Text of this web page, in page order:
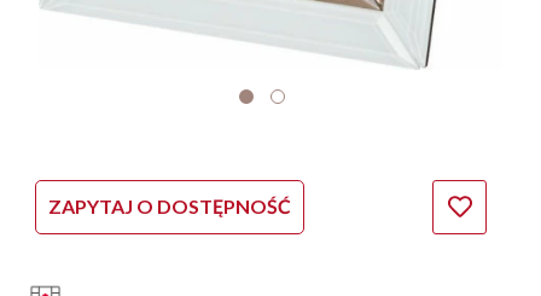
ZAPYTAJ O DOSTĘPNOŚĆ